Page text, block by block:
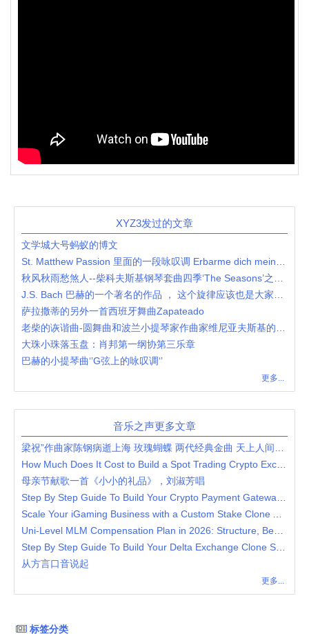
XYZ3发过的文章
文学城大号蚂蚁的博文
St. Matthew Passion 里面的一段咏叹调 Erbarme dich meine Gott
秋风秋雨愁煞人--柴科夫斯基钢琴套曲四季‘The Seasons’之10月
J.S. Bach 巴赫的一个著名的作品 ， 这个旋律应该也是大家熟悉的
萨拉撒蒂的另外一首西班牙舞曲Zapateado
老柴的诙谐曲-圆舞曲和波兰小提琴家作曲家维尼亚夫斯基的诙谐曲-塔兰泰拉舞曲
大珠小珠落玉盘：肖邦第一纲协第三乐章
巴赫的小提琴曲‘’G弦上的咏叹调‘’
更多...
音乐之声更多文章
梁祝”作曲家陈钢病逝上海 玫瑰蝴蝶 两代经典金曲 天上人间共圆梦
How Much Does It Cost to Build a Spot Trading Crypto Exchange?
母亲节献歌一首《小小的礼品》，刘淑芳唱
Step By Step Guide To Build Your Crypto Payment Gateway Platform
Scale Your iGaming Business with a Custom Stake Clone App Solution
Uni-Level MLM Compensation Plan in 2026: Structure, Benefits & Strategy
Step By Step Guide To Build Your Delta Exchange Clone Script
从方言口音说起
更多...
标签分类